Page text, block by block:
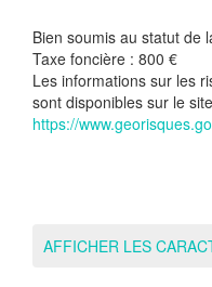
Bien soumis au statut de
Taxe foncière : 800 €
Les informations sur les
sont disponibles sur le
https://
AFFICHER LES